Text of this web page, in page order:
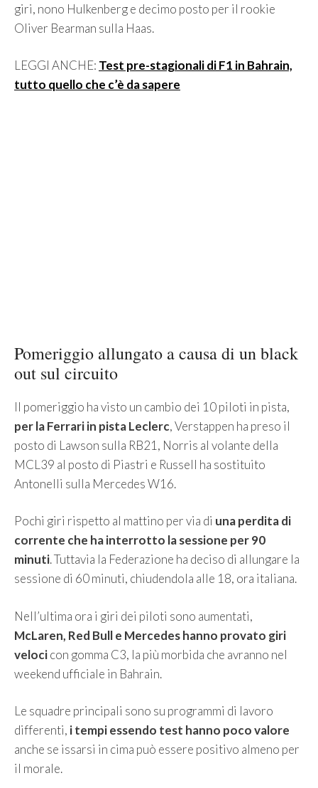
giri, nono Hulkenberg e decimo posto per il rookie
Oliver Bearman sulla Haas.
LEGGI ANCHE: Test pre-stagionali di F1 in Bahrain,
tutto quello che c’è da sapere
Pomeriggio allungato a causa di un black
out sul circuito
Il pomeriggio ha visto un cambio dei 10 piloti in pista,
per la Ferrari in pista Leclerc, Verstappen ha preso il
posto di Lawson sulla RB21, Norris al volante della
MCL39 al posto di Piastri e Russell ha sostituito
Antonelli sulla Mercedes W16.
Pochi giri rispetto al mattino per via di una perdita di
corrente che ha interrotto la sessione per 90
minuti. Tuttavia la Federazione ha deciso di allungare la
sessione di 60 minuti, chiudendola alle 18, ora italiana.
Nell’ultima ora i giri dei piloti sono aumentati,
McLaren, Red Bull e Mercedes hanno provato giri
velocicon gomma C3, la più morbida che avranno nel
weekend ufficiale in Bahrain.
Le squadre principali sono su programmi di lavoro
differenti, i tempi essendo test hanno poco valore
anche se issarsi in cima può essere positivo almeno per
il morale.